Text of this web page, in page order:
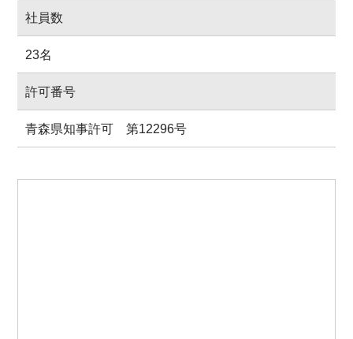
社員数
23名
許可番号
青森県知事許可 第12296号